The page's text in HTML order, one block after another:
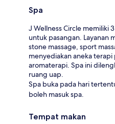
Spa
J Wellness Circle memiliki
untuk pasangan. Layanan
stone massage, sport
menyediakan aneka terapi
aromaterapi. Spa ini
ruang uap.
Spa buka pada hari
boleh masuk spa.
Tempat makan